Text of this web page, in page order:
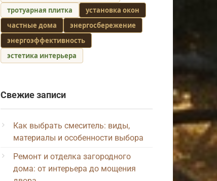
тротуарная плитка
установка окон
частные дома
энергосбережение
энергоэффективность
эстетика интерьера
Свежие записи
Как выбрать смеситель: виды,
материалы и особенности выбора
Ремонт и отделка загородного
дома: от интерьера до мощения